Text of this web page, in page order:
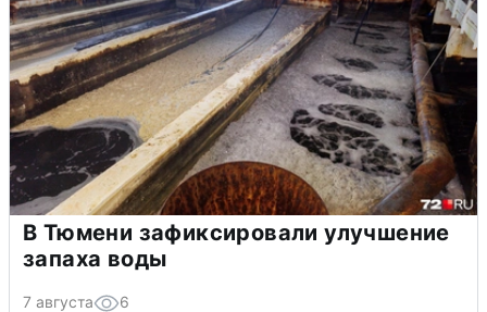
В Тюмени зафиксировали улучшение
запаха воды
7 августа 6